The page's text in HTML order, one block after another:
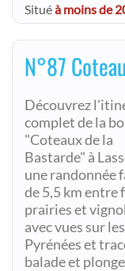
Situéà moins de
N°87
Découvrez
complet de la
"Coteaux de la
Bastarde" à
une randonnée
de 5,5 km entre
prairies et
avec vues sur les
Pyrénées et
balade et